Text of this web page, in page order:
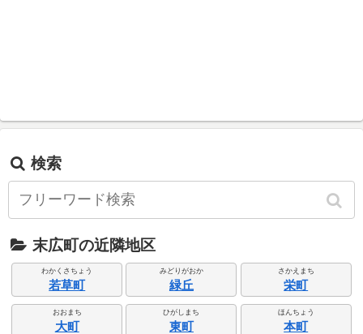
検索
末広町の近隣地区
わかくさちょう
若草町
みどりがおか
緑丘
さかえまち
栄町
おおまち
大町
ひがしまち
東町
ほんちょう
本町